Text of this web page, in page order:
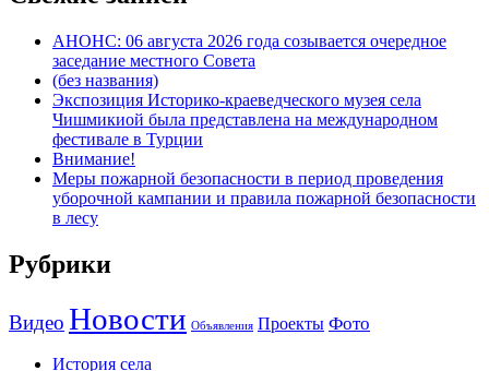
АНОНС: 06 августа 2026 года созывается очередное
заседание местного Совета
(без названия)
Экспозиция Историко-краеведческого музея села
Чишмикиой была представлена на международном
фестивале в Турции
Внимание!
Меры пожарной безопасности в период проведения
уборочной кампании и правила пожарной безопасности
в лесу
Рубрики
Видео Новости Объявления Проекты Фото
История села